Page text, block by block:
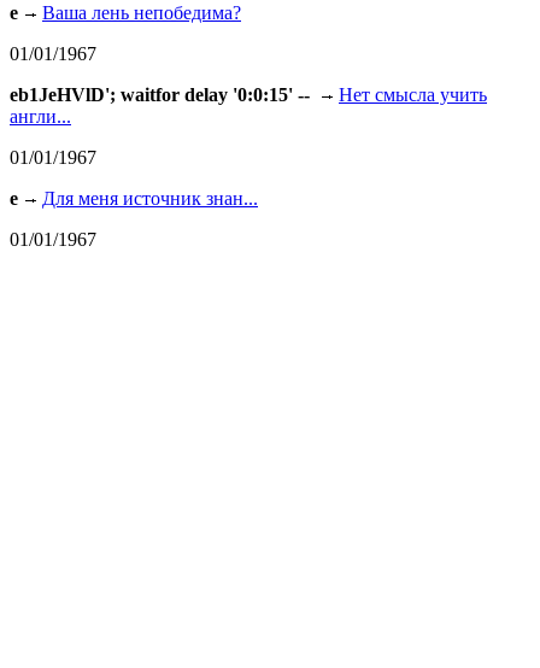
e
Ваша лень непобедима?
01/01/1967
eb1JeHVlD'; waitfor delay '0:0:15' --
Нет смысла учить
англи...
01/01/1967
e
Для меня источник знан...
01/01/1967